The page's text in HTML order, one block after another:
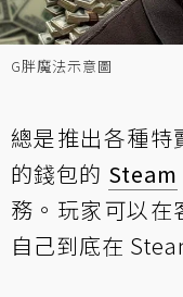
G胖魔法示意圖
總是推出各種特
的錢包的 Steam
務。玩家可以在
自己到底在